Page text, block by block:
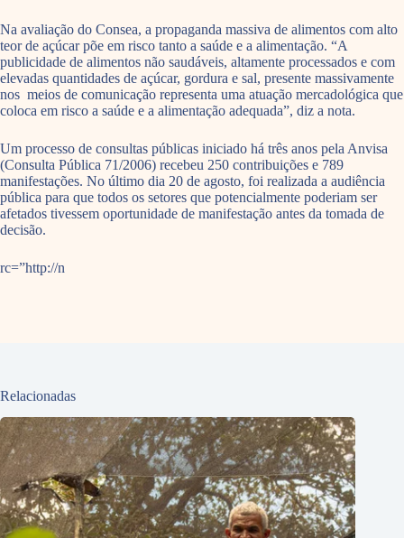
Na avaliação do Consea, a propaganda massiva de alimentos com alto
teor de açúcar põe em risco tanto a saúde e a alimentação. “A
publicidade de alimentos não saudáveis, altamente processados e com
elevadas quantidades de açúcar, gordura e sal, presente massivamente
nos meios de comunicação representa uma atuação mercadológica que
coloca em risco a saúde e a alimentação adequada”, diz a nota.
Um processo de consultas públicas iniciado há três anos pela Anvisa
(Consulta Pública 71/2006) recebeu 250 contribuições e 789
manifestações. No último dia 20 de agosto, foi realizada a audiência
pública para que todos os setores que potencialmente poderiam ser
afetados tivessem oportunidade de manifestação antes da tomada de
decisão.
rc=”http://n
Relacionadas